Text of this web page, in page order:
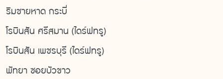
ริมชายหาด กระบี่
โรบินสัน ศรีสมาน (ไดร์ฟทรู)
โรบินสัน เพชรบุรี (ไดร์ฟทรู)
พัทยา ซอยบัวขาว